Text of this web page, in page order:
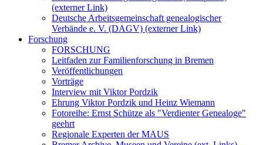
(externer Link)
Deutsche Arbeitsgemeinschaft genealogischer
Verbände e. V. (DAGV) (externer Link)
Forschung
FORSCHUNG
Leitfaden zur Familienforschung in Bremen
Veröffentlichungen
Vorträge
Interview mit Viktor Pordzik
Ehrung Viktor Pordzik und Heinz Wiemann
Fotoreihe: Ernst Schütze als "Verdienter Genealoge"
geehrt
Regionale Experten der MAUS